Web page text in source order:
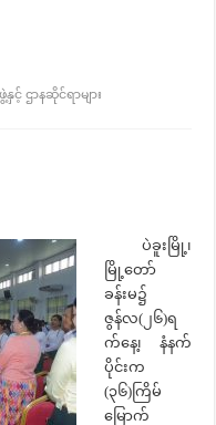
ဌာနဆိုင်ရာများ
ပဲခူးမြို့၊
မြို့တော်
ခန်းမ၌
ဇွန်လ(၂၆)ရ
က်နေ့၊ နံနက်
ပိုင်းက
(၃၆)ကြိမ်
မြောက်